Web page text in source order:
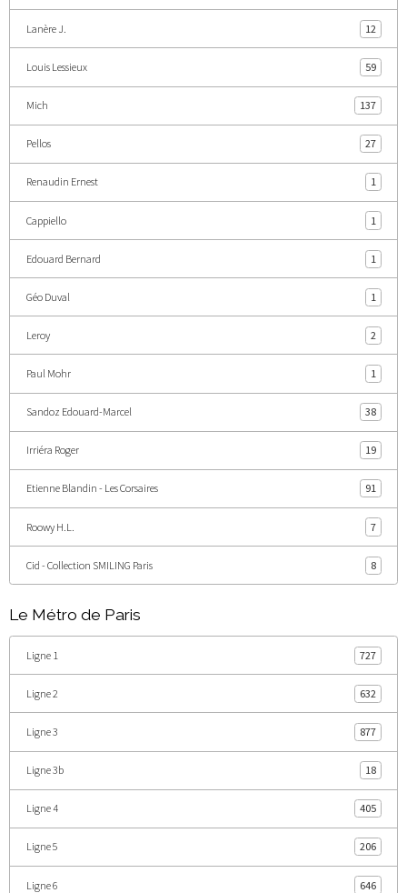
Lanère J. 12
Louis Lessieux 59
Mich 137
Pellos 27
Renaudin Ernest 1
Cappiello 1
Edouard Bernard 1
Géo Duval 1
Leroy 2
Paul Mohr 1
Sandoz Edouard-Marcel 38
Irriéra Roger 19
Etienne Blandin - Les Corsaires 91
Roowy H.L. 7
Cid - Collection SMILING Paris 8
Le Métro de Paris
Ligne 1 727
Ligne 2 632
Ligne 3 877
Ligne 3b 18
Ligne 4 405
Ligne 5 206
Ligne 6 646